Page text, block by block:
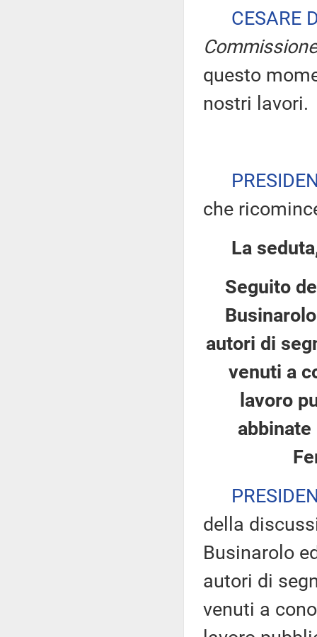
CESARE
Commissione
questo
nostri lavori.
che
La
Seguito
autori di
venuti a
lavoro
della
Businarolo
autori di
venuti a